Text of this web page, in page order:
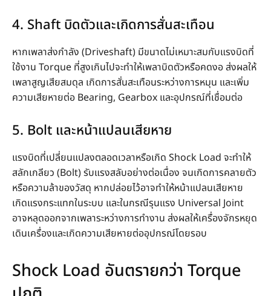
4. Shaft บิดตัวและเกิดการสั่นสะเทือน
หากเพลาส่งกำลัง (Driveshaft) มีขนาดไม่เหมาะสมกับแรงบิดที่
ใช้งาน Torque ที่สูงเกินไปจะทำให้เพลาบิดตัวหรือคดงอ ส่งผลให้
เพลาสูญเสียสมดุล เกิดการสั่นสะเทือนระหว่างการหมุน และเพิ่ม
ความเสียหายต่อ Bearing, Gearbox และอุปกรณ์ที่เชื่อมต่อ
5. Bolt และหน้าแปลนเสียหาย
แรงบิดที่เปลี่ยนแปลงตลอดเวลาหรือเกิด Shock Load จะทำให้
สลักเกลียว (Bolt) รับแรงสลับอย่างต่อเนื่อง จนเกิดการคลายตัว
หรือความล้าของวัสดุ หากปล่อยไว้อาจทำให้หน้าแปลนเสียหาย
เกิดแรงกระแทกในระบบ และในกรณีรุนแรง Universal Joint
อาจหลุดออกจากเพลาระหว่างการทำงาน ส่งผลให้เครื่องจักรหยุด
เดินเครื่องและเกิดความเสียหายต่ออุปกรณ์โดยรอบ
Shock Load อันตรายกว่า Torque